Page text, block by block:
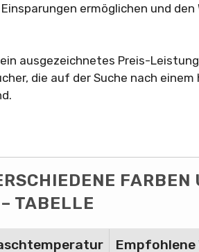
ermöglichen und
ausgezeichnetes Preis-
die auf der Suche nach
FARBEN
– TABELLE
Empfohlene